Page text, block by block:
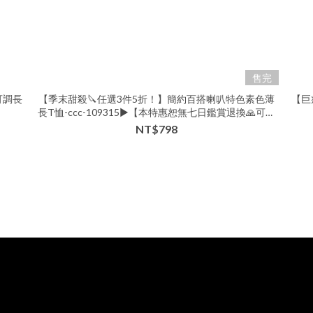
長
售完
【季末甜殺🔪任選3件5折！】簡約百搭喇叭特色素色薄
長T恤-ccc-109315▶【本特惠恕無七日鑑賞退換🙏可以
接受的美女再下單💗】
NT$798
【